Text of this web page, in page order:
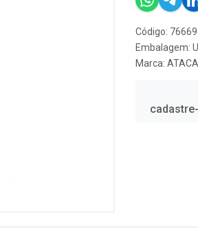
Código: 76669
Embalagem:
Marca: